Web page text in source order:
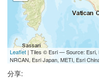
Leaflet | Tiles © Esri — Source: Esri,
NRCAN, Esri Japan, METI, Esri
分享: